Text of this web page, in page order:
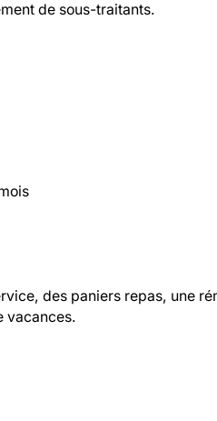
de sous-traitants.
des paniers repas, une
vacances.